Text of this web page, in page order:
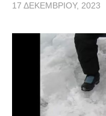
17 ΔΕΚΕΜΒΡΊΟΥ, 2023